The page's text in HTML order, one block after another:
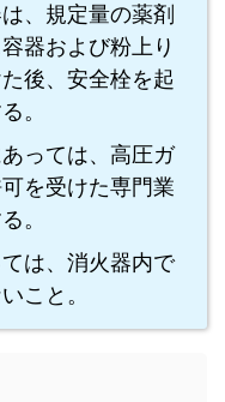
、規定量の薬剤
器および粉上り
後、安全栓を起
。
っては、高圧ガ
を受けた専門業
。
は、消火器内で
こと。